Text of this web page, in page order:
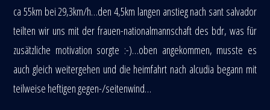
ca 55km bei 29,3km/h…den 4,5km langen anstieg nach sant salvador
teilten wir uns mit der frauen-nationalmannschaft des bdr, was für
zusätzliche motivation sorgte :-)…oben angekommen, musste es
auch gleich weitergehen und die heimfahrt nach alcudia begann mit
teilweise heftigen gegen-/seitenwind…